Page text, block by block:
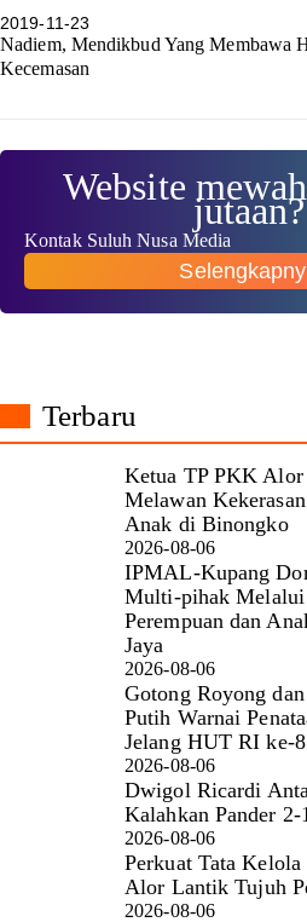
2019-11-23
Nadiem, Mendikbud Yang Membawa
Kecemasan
Website
jutaan?
Kontak Suluh Nusa Media
Terbaru
Ketua TP PKK Alor
Melawan
Anak di Binongko
2026-08-06
IPMAL-Kupang
Multi-pihak Melalui
Perempuan dan
Jaya
2026-08-06
Gotong Royong
Putih Warnai
Jelang HUT RI ke-
2026-08-06
Dwigol Ricardi
Kalahkan Pander 2-1
2026-08-06
Perkuat Tata
Alor Lantik Tujuh
2026-08-06